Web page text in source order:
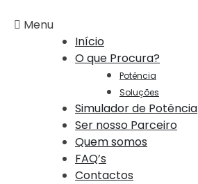
Menu
Início
O que Procura?
Potência
Soluções
Simulador de Potência
Ser nosso Parceiro
Quem somos
FAQ’s
Contactos